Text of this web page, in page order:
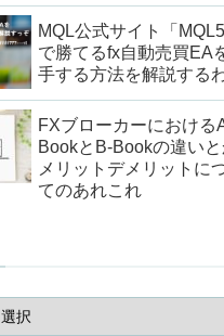
MQL公式サイト「MQL5
で勝てるfx自動売買EA
手する方法を解説する
FXブローカーにおける
BookとB-Bookの違い
メリットデメリットに
てのあれこれ